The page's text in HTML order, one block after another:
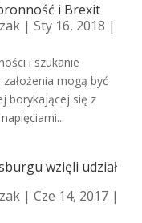
i Brexit
| Sty 16, 2018 |
i szukanie
mogą być
borykającej się z
wzięli udział
| Cze 14, 2017 |